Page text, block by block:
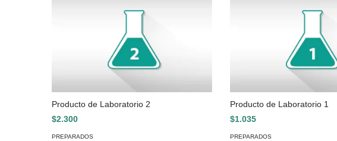
Producto de Laboratorio 2
$2.300
PREPARADOS
Producto de Laboratorio 1
$1.035
PREPARADOS